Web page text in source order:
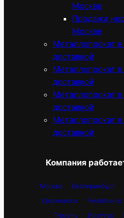
Москве
Продажа
Москве
Металлопрокат
доставкой
Металлопрокат
доставкой
Металлопрокат
доставкой
Металлопрокат
доставкой
Компания
Москва Екатеринбург
Красноярск
Челябинск
Тюмень
Иркутск